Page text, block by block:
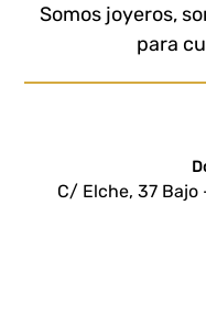
Somos joyeros,
para
C/ Elche, 37